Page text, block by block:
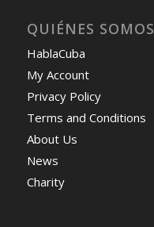
QUIÉNES SOMOS
HablaCuba
My Account
Privacy Policy
Terms and Conditions
About Us
News
Charity